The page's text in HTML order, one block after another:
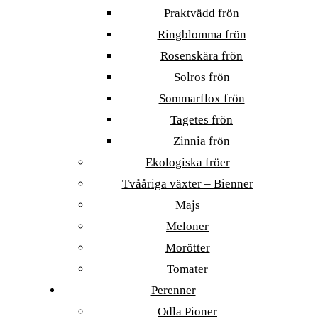
Praktvädd frön
Ringblomma frön
Rosenskära frön
Solros frön
Sommarflox frön
Tagetes frön
Zinnia frön
Ekologiska fröer
Tvååriga växter – Bienner
Majs
Meloner
Morötter
Tomater
Perenner
Odla Pioner